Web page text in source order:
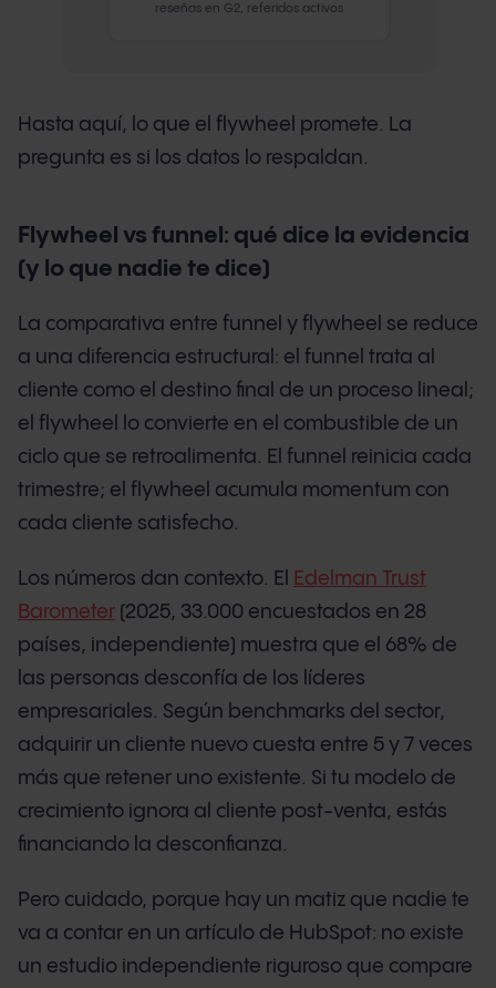
reseñas en G2, referidos activos
Hasta aquí, lo que el flywheel promete. La
pregunta es si los datos lo respaldan.
Flywheel vs funnel: qué dice la evidencia
(y lo que nadie te dice)
La comparativa entre funnel y flywheel se reduce
a una diferencia estructural: el funnel trata al
cliente como el destino final de un proceso lineal;
el flywheel lo convierte en el combustible de un
ciclo que se retroalimenta. El funnel reinicia cada
trimestre; el flywheel acumula momentum con
cada cliente satisfecho.
Los números dan contexto. El
Edelman Trust
Barometer (2025, 33.000 encuestados en 28
países, independiente) muestra que el 68% de
las personas desconfía de los líderes
empresariales. Según benchmarks del sector,
adquirir un cliente nuevo cuesta entre 5 y 7 veces
más que retener uno existente. Si tu modelo de
crecimiento ignora al cliente post-venta, estás
financiando la desconfianza.
Pero cuidado, porque hay un matiz que nadie te
va a contar en un artículo de HubSpot: no existe
un estudio independiente riguroso que compare